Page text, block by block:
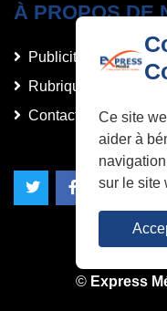
Ce site
aider à
sur le site
À PROPOS DE
Publicités et
Rubriques
Contact
© Express